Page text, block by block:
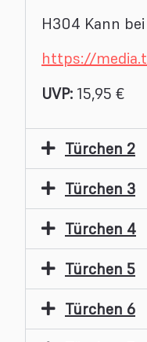
H304 Kann
https://
UVP: 15,95 €
Türchen 2
Türchen 3
Türchen 4
Türchen 5
Türchen 6